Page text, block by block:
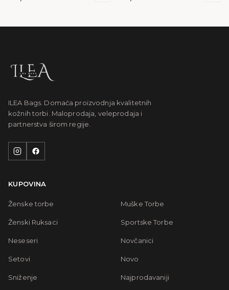
ILEA Bags. Domaća proizvodnja kvalitetnih
kožnih torbi. Maloprodaja, veleprodaja i
partnerstva širom regije.
KUPOVINA
Ženske torbe Muške Torbe
Ženski Ruksaci Sportske Torbe
Neseseri Novčanici
Setovi Novo
Sniženje Najprodavaniji